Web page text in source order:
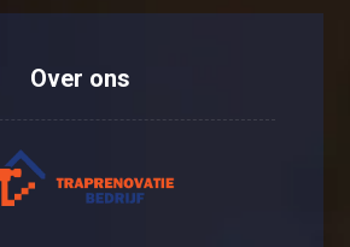
Over ons